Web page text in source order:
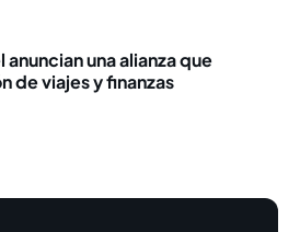
anuncian una alianza que
de viajes y finanzas